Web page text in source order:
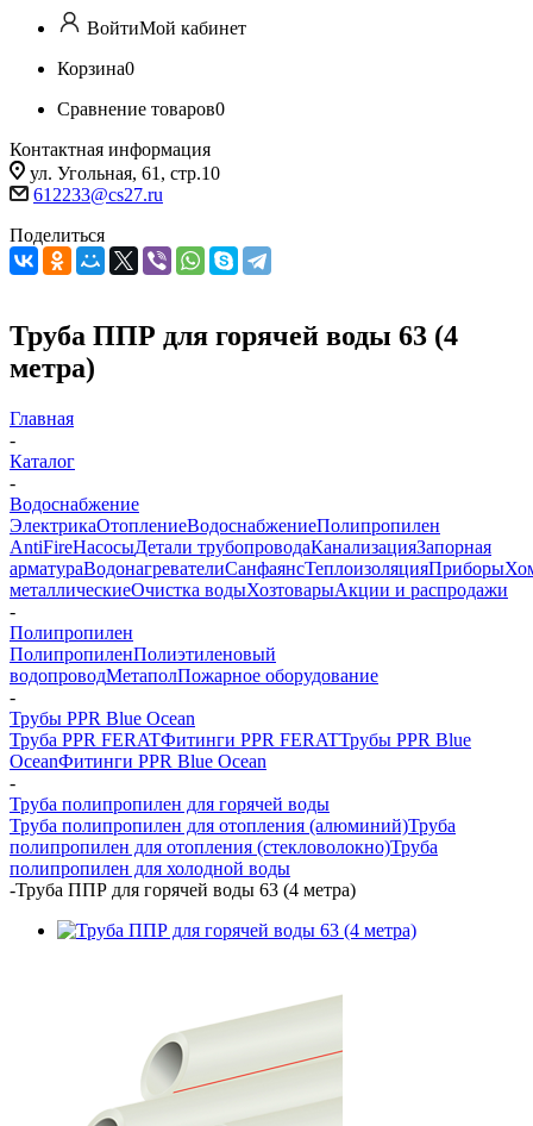
ВойтиМой кабинет
Корзина0
Сравнение товаров0
Контактная информация
ул. Угольная, 61, стр.10
612233@cs27.ru
Поделиться
Труба ППР для горячей воды 63 (4
метра)
Главная
-
Каталог
-
Водоснабжение
ЭлектрикаОтоплениеВодоснабжениеПолипропилен
AntiFireНасосыДетали трубопроводаКанализацияЗапорная
арматураВодонагревателиСанфаянсТеплоизоляцияПриборы
металлическиеОчистка водыХозтоварыАкции и распродажи
-
Полипропилен
ПолипропиленПолиэтиленовый
водопроводМетаполПожарное оборудование
-
Трубы PPR Blue Ocean
Труба PPR FERATФитинги PPR FERATТрубы PPR Blue
OceanФитинги PPR Blue Ocean
-
Труба полипропилен для горячей воды
Труба полипропилен для отопления (алюминий)Труба
полипропилен для отопления (стекловолокно)Труба
полипропилен для холодной воды
-Труба ППР для горячей воды 63 (4 метра)